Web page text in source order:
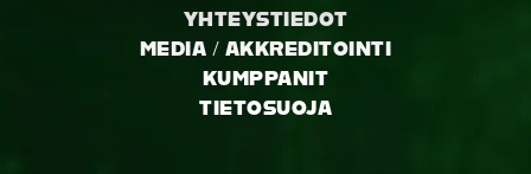
YHTEYSTIEDOT
MEDIA / AKKREDITOINTI
KUMPPANIT
TIETOSUOJA